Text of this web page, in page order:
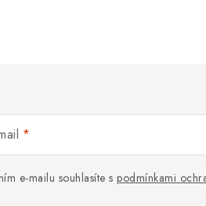
e-mailu souhlasíte s podmínkami